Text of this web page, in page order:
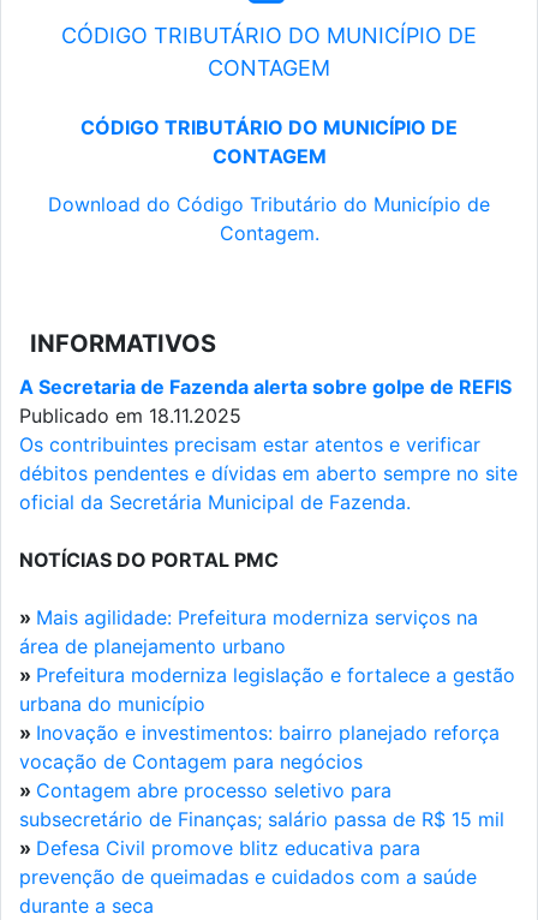
CÓDIGO TRIBUTÁRIO DO MUNICÍPIO DE
CONTAGEM
CÓDIGO TRIBUTÁRIO DO MUNICÍPIO DE
CONTAGEM
Download do Código Tributário do Município de
Contagem.
INFORMATIVOS
A Secretaria de Fazenda alerta sobre golpe de REFIS
Publicado em 18.11.2025
Os contribuintes precisam estar atentos e verificar
débitos pendentes e dívidas em aberto sempre no site
oficial da Secretária Municipal de Fazenda.
NOTÍCIAS DO PORTAL PMC
» Mais agilidade: Prefeitura moderniza serviços na
área de planejamento urbano
» Prefeitura moderniza legislação e fortalece a gestão
urbana do município
» Inovação e investimentos: bairro planejado reforça
vocação de Contagem para negócios
» Contagem abre processo seletivo para
subsecretário de Finanças; salário passa de R$ 15 mil
» Defesa Civil promove blitz educativa para
prevenção de queimadas e cuidados com a saúde
durante a seca